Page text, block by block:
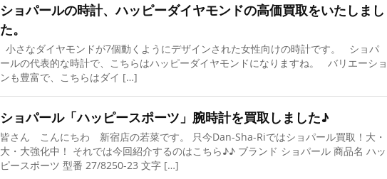
ショパールの時計、ハッピーダイヤモンドの高価買取をいたしまし
た。
小さなダイヤモンドが7個動くようにデザインされた女性向けの時計です。 ショパ
ールの代表的な時計で、こちらはハッピーダイヤモンドになりますね。 バリエーショ
ンも豊富で、こちらはダイ […]
ショパール「ハッピースポーツ」腕時計を買取しました♪
皆さん こんにちわ 新宿店の若菜です。 只今Dan-Sha-Riではショパール買取！大・
大・大強化中！ それでは今回紹介するのはこちら♪♪ ブランド ショパール 商品名 ハッ
ピースポーツ 型番 27/8250-23 文字 […]